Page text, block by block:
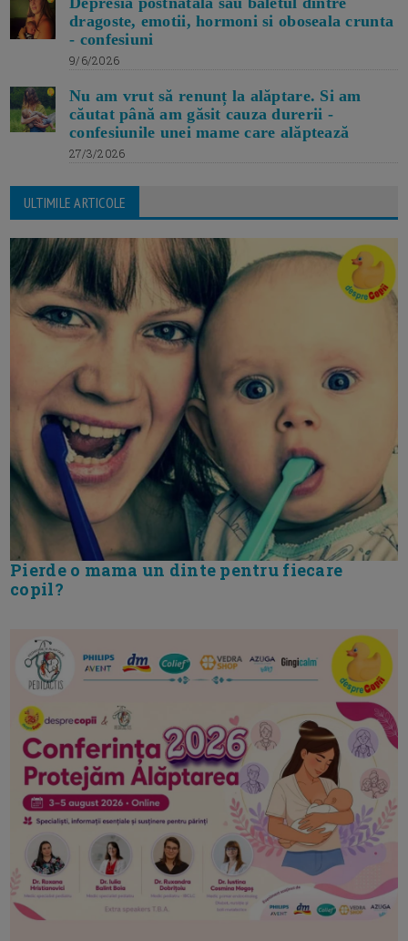
dragoste, emotii, hormoni si oboseala crunta
- confesiuni
9/6/2026
Nu am vrut să renunț la alăptare. Si am
căutat până am găsit cauza durerii -
confesiunile unei mame care alăptează
27/3/2026
ULTIMILE ARTICOLE
Pierde o mama un dinte pentru fiecare
copil?